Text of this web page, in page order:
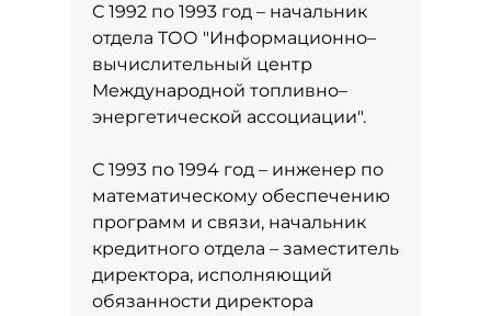
С 1992 по 1993 год – начальник
отдела ТОО "Информационно–
вычислительный центр
Международной топливно–
энергетической ассоциации".
С 1993 по 1994 год – инженер по
математическому обеспечению
программ и связи, начальник
кредитного отдела – заместитель
директора, исполняющий
обязанности директора